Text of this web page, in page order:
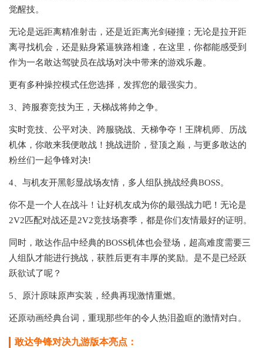
觉醒技。
无论是远距离精准射击，还是近距离光剑碰撞；无论是拉开距
离寻找机会，还是贴身紧逼狭路相逢，在这里，你都能感受到
作为一名敢达驾驶员在战场对决中带来的游戏乐趣。
更有多种操控模式任您选择，发挥您的最强实力。
3、跨服赛竞技为王，天梯战将帅之争。
实时竞技、公平对决、跨服骁战、天梯争夺！王牌机师、历战
机体，你敢来我便敢战！挑战进阶，登顶之巅，与更多敢达的
粉丝们一起争锋对决!
4、与机友开黑彰显战场友情，多人组队挑战经典BOSS。
你不是一个人在战斗！让好机友成为你的最强战力吧！无论是
2V2匹配对战还是2V2竞技场赛季，都是你们友情最好的证明。
同时，敢达作品中经典的BOSS机体也会登场，超高难度需要三
人组队才能进行挑战，获胜后更有丰厚的奖励。是不是已经跃
跃欲试了呢？
5、原汁原味原声实装，经典再现激情重燃。
还原动画经典台词，重现那些年的令人热泪盈眶的激情对白。
敢达争锋对决九游版本亮点：